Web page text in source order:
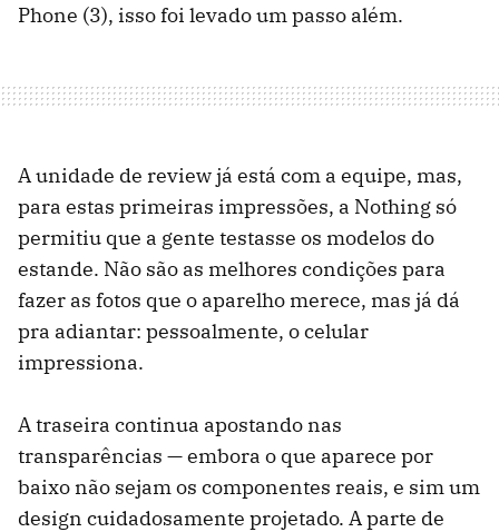
Phone (3), isso foi levado um passo além.
A unidade de review já está com a equipe, mas,
para estas primeiras impressões, a Nothing só
permitiu que a gente testasse os modelos do
estande. Não são as melhores condições para
fazer as fotos que o aparelho merece, mas já dá
pra adiantar: pessoalmente, o celular
impressiona.
A traseira continua apostando nas
transparências — embora o que aparece por
baixo não sejam os componentes reais, e sim um
design cuidadosamente projetado. A parte de